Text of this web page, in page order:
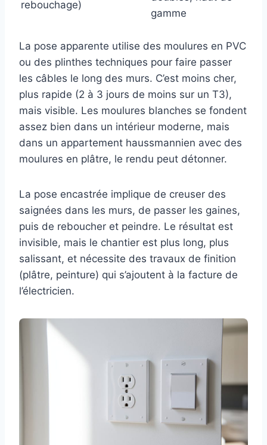
rebouchage)
gamme
La pose apparente utilise des moulures en PVC
ou des plinthes techniques pour faire passer
les câbles le long des murs. C’est moins cher,
plus rapide (2 à 3 jours de moins sur un T3),
mais visible. Les moulures blanches se fondent
assez bien dans un intérieur moderne, mais
dans un appartement haussmannien avec des
moulures en plâtre, le rendu peut détonner.
La pose encastrée implique de creuser des
saignées dans les murs, de passer les gaines,
puis de reboucher et peindre. Le résultat est
invisible, mais le chantier est plus long, plus
salissant, et nécessite des travaux de finition
(plâtre, peinture) qui s’ajoutent à la facture de
l’électricien.